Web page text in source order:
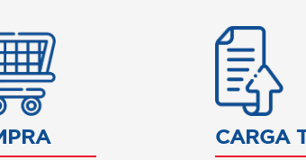
nuestro
CARGA